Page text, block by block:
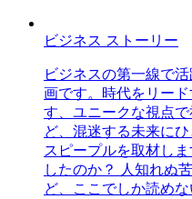
ビジネス ストーリー
ビジネスの第一線で
画です。時代をリー
す、ユニークな視点
ど、混迷する未来に
スピープルを取材し
したのか？ 人知れぬ
ど、ここでしか読め